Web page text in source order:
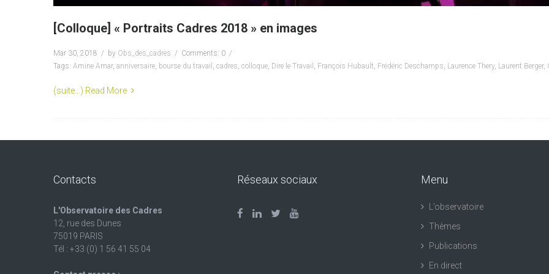
[Colloque] « Portraits Cadres 2018 » en images
Mar 30, 2018 by Obs_des_cadres
Comments: 0
Tags: Amine Amar, anniversaire, bourse du travail , cadres, colloque, Dire le Travail , François Hubault, Frédéric Deschamps, Laurence Thery, Laurent Berger,
(suite…) Read More
Contacts
L'Observatoire des Cadres
12, rue des Dunes
75019 PARIS
Tél : +33 (0) 1 56 41 55 04
Réseaux sociaux Menu
L’observatoire
Thèmes
Publications
En direct